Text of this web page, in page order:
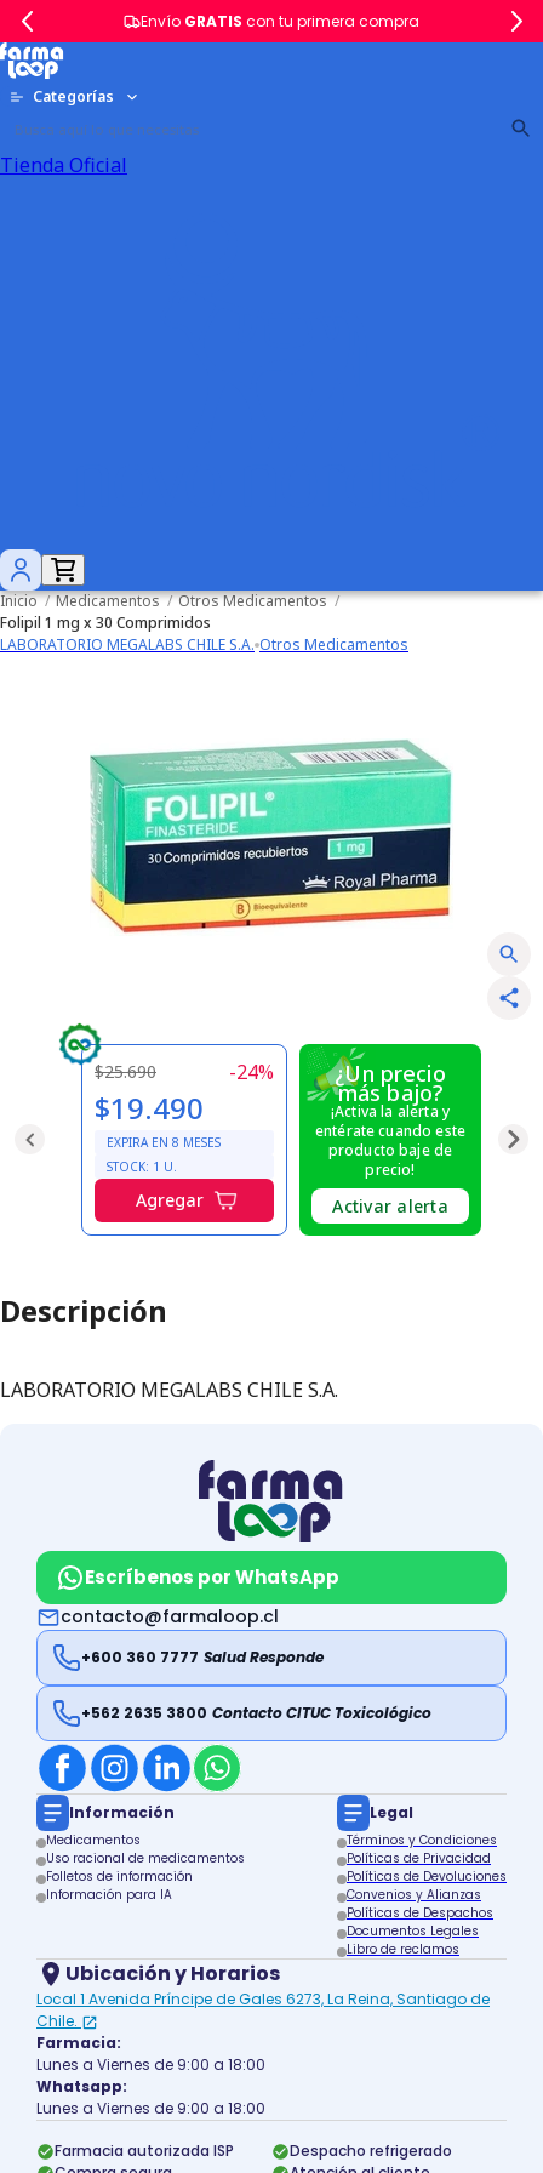
Envío GRATIS con tu primera compra
Categorías
Tienda Oficial
Inicio / Medicamentos / Otros Medicamentos /
Folipil 1 mg x 30 Comprimidos
LABORATORIO MEGALABS CHILE S.A. Otros Medicamentos
$25.690 -24%
$19.490
EXPIRA EN 8 MESES
STOCK: 1 U.
Agregar
¿Un precio
más bajo?
¡Activa la alerta y
entérate cuando este
producto baje de
precio!
Activar alerta
Descripción
LABORATORIO MEGALABS CHILE S.A.
Escríbenos por WhatsApp
contacto@farmaloop.cl
+600 360 7777 Salud Responde
+562 2635 3800 Contacto CITUC Toxicológico
Información
Medicamentos
Uso racional de medicamentos
Folletos de información
Información para IA
Legal
Términos y Condiciones
Políticas de Privacidad
Políticas de Devoluciones
Convenios y Alianzas
Políticas de Despachos
Documentos Legales
Libro de reclamos
Ubicación y Horarios
Local 1 Avenida Príncipe de Gales 6273, La Reina, Santiago de
Chile.
Farmacia:
Lunes a Viernes de 9:00 a 18:00
Whatsapp:
Lunes a Viernes de 9:00 a 18:00
Farmacia autorizada ISP
Despacho refrigerado